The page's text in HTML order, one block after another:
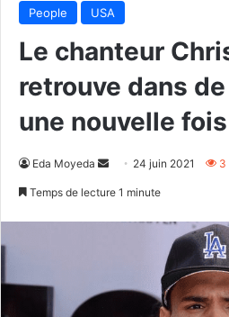
People USA
Le chanteur
retrouve dans
une nouvelle fois
Eda Moyeda
Envoyer24 juin 2021 3
Temps de lecture 1 minute